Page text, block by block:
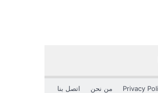
من نحن اتصل بنا